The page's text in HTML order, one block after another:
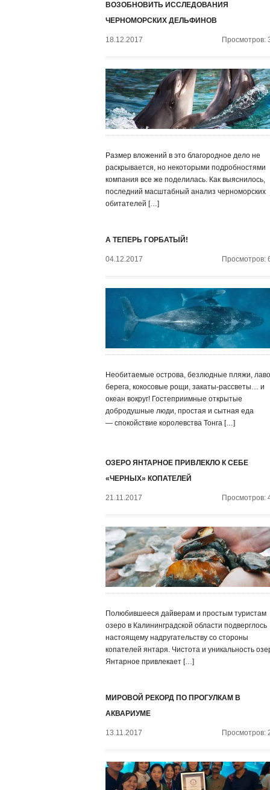
ВОЗОБНОВИТЬ ИССЛЕДОВАНИЯ
ЧЕРНОМОРСКИХ ДЕЛЬФИНОВ
18.12.2017 Просмотров:
Размер вложений в это благородное дело не
раскрывается, но некоторыми подробностями
компания все же поделилась. Как выяснилось,
последний масштабный анализ черноморских
обитателей […]
А ТЕПЕРЬ ГОРБАТЫЙ!
04.12.2017 Просмотров:
Необитаемые острова, безлюдные пляжи,
берега, кокосовые рощи, закаты-рассветы… и
океан вокруг! Гостеприимные открытые
добродушные люди, простая и сытная еда
— спокойствие королевства Тонга […]
ОЗЕРО ЯНТАРНОЕ ПРИВЛЕКЛО К СЕБЕ
«ЧЕРНЫХ» КОПАТЕЛЕЙ
21.11.2017 Просмотров:
Полюбившееся дайверам и простым туристам
озеро в Калининградской области подверглось
настоящему надругательству со стороны
копателей янтаря. Чистота и уникальность
Янтарное привлекает […]
МИРОВОЙ РЕКОРД ПО ПРОГУЛКАМ В
АКВАРИУМЕ
13.11.2017 Просмотров: